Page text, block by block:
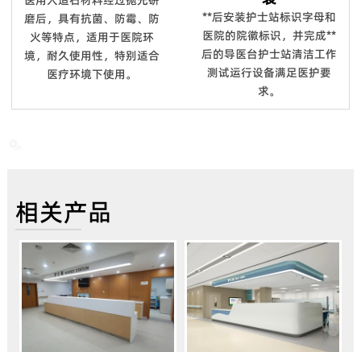
磨后，具有抗菌、防霉、防
火等特点，适用于医院环
境，耐久使用性，特别适合
医疗环境下使用。
**后安装护士站标识字母和
医院的院徽标识，并完成**
后的导医台护士站清洁工作
测试运行设备满足医护要
求。
相关产品